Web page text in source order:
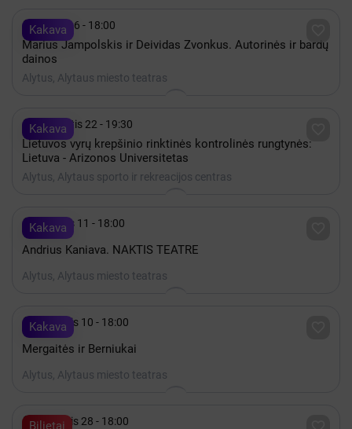
Kakava
 Spalis 16 - 18:00
Marius Jampolskis ir Deividas Zvonkus. Autorinės ir bardų
dainos
Alytus, Alytaus miesto teatras
Kakava
 Rugpjūtis 22 - 19:30
Lietuvos vyrų krepšinio rinktinės kontrolinės rungtynės:
Lietuva - Arizonos Universitetas
Alytus, Alytaus sporto ir rekreacijos centras
Kakava
 Gruodis 11 - 18:00
Andrius Kaniava. NAKTIS TEATRE
Alytus, Alytaus miesto teatras
Kakava
 Lapkritis 10 - 18:00
Mergaitės ir Berniukai
Alytus, Alytaus miesto teatras
Bilietai
 Lapkritis 28 - 18:00